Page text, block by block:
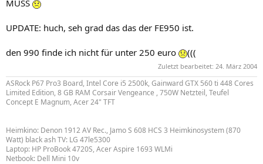
MUSS
UPDATE: huch, seh grad das das der FE950 ist.
den 990 finde ich nicht für unter 250 euro (((
Zuletzt bearbeitet: 24. März 2004
ASRock P67 Pro3 Board, Intel Core i5 2500k, Gainward GTX 560 ti 448 Cores
Limited Edition, 8 GB RAM Corsair Vengeance , 750W Netzteil, Teufel
Concept E Magnum, Acer 24" TFT
Heimkino: Denon 1912 AV Rec., Jamo S 608 HCS 3 Heimkinosystem (870
Watt) black ash TV: LG 47le5300
Laptop: HP ProBook 4720S, Acer Aspire 1693 WLMi
Netbook: Dell Mini 10v